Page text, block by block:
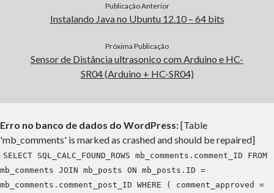
Publicação Anterior
Instalando Java no Ubuntu 12.10 – 64 bits
Próxima Publicação
Sensor de Distância ultrasonico com Arduino e HC-
SR04 (Arduino + HC-SR04)
Erro no banco de dados do WordPress:[Table
'mb_comments' is marked as crashed and should be repaired]
SELECT SQL_CALC_FOUND_ROWS mb_comments.comment_ID FROM
mb_comments JOIN mb_posts ON mb_posts.ID =
mb_comments.comment_post_ID WHERE ( comment_approved =